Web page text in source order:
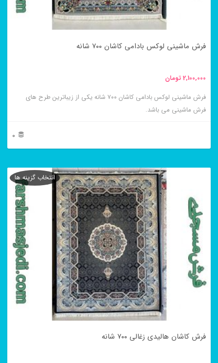
صفحه
انتخاب
شوند
فرش ماشینی لوکس بادامی کاشان ۷۰۰ شانه
2,100,000تومان
فرش ماشینی لوکس بادامی کاشان ۷۰۰ شانه یکی از زیباترین طرح های
فرش ماشینی می باشد.
0
محصول
مختلفی
باشد.
گزینه
ها
صفحه
فرش کاشان هالیدی زغالی ۷۰۰ شانه
انتخاب گزینه ها